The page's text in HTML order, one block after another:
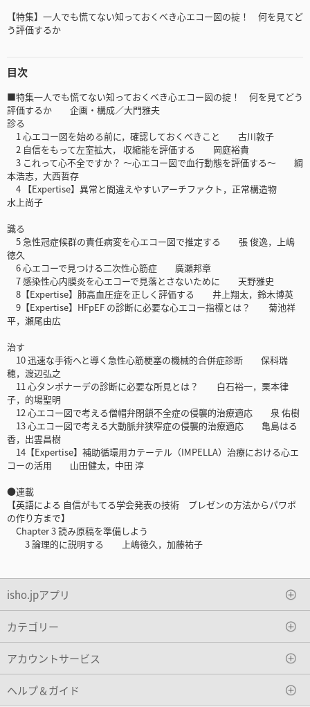
【特集】一人でも慌てない知っておくべき心エコー図の掟！ 何を見てど
う評価するか
目次
■特集一人でも慌てない知っておくべき心エコー図の掟！ 何を見てどう
評価するか 企画・構成／大門雅夫
診る
1 心エコー図を始める前に，確認しておくべきこと 古川敦子
2 自信をもって左室拡大， 収縮能を評価する 岡庭裕貴
3 これって心不全ですか？ ～心エコー図で血行動態を評価する～ 綱
本浩志，大西哲存
4 【Expertise】異常と間違えやすいアーチファクト，正常構造物
水上尚子
識る
5 急性冠症候群の責任病変を心エコー図で推定する 張 俊逸，上嶋
徳久
6 心エコーで見つける二次性心筋症 廣瀬邦章
7 感染性心内膜炎を心エコーで見落とさないために 天野雅史
8【Expertise】肺高血圧症を正しく評価する 井上翔太，鈴木博英
9【Expertise】HFpEF の診断に必要な心エコー指標とは？ 菊池祥
平，瀬尾由広
治す
10 迅速な手術へと導く急性心筋梗塞の機械的合併症診断 保科瑞
穂，渡辺弘之
11 心タンポナーデの診断に必要な所見とは？ 白石裕一，栗本律
子，的場聖明
12 心エコー図で考える僧帽弁閉鎖不全症の侵襲的治療適応 泉 佑樹
13 心エコー図で考える大動脈弁狭窄症の侵襲的治療適応 亀島はる
香，出雲昌樹
14【Expertise】補助循環用カテーテル（IMPELLA）治療における心エ
コーの活用 山田健太，中田 淳
●連載
【英語による 自信がもてる学会発表の技術 プレゼンの方法からパワポ
の作り方まで】
Chapter 3 読み原稿を準備しよう
3 論理的に説明する 上嶋徳久，加藤祐子
isho.jpアプリ
カテゴリー
アカウントサービス
ヘルプ＆ガイド